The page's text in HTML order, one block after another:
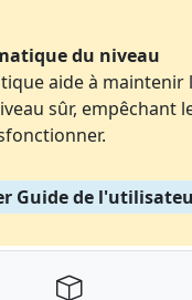
du niveau
aide à maintenir
sûr, empêchant
Guide de